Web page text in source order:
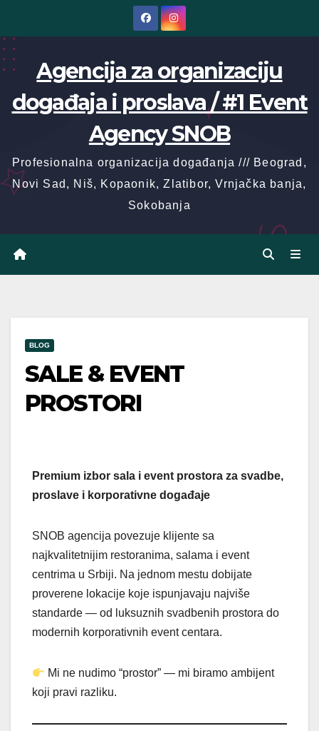
content
Agencija za organizaciju
događaja i proslava / #1 Event
Agency SNOB
Profesionalna organizacija događanja /// Beograd,
Novi Sad, Niš, Kopaonik, Zlatibor, Vrnjačka banja,
Sokobanja
BLOG
SALE & EVENT
PROSTORI
Premium izbor sala i event prostora za svadbe,
proslave i korporativne događaje
SNOB agencija povezuje klijente sa
najkvalitetnijim restoranima, salama i event
centrima u Srbiji. Na jednom mestu dobijate
proverene lokacije koje ispunjavaju najviše
standarde — od luksuznih svadbenih prostora do
modernih korporativnih event centara.
Mi ne nudimo “prostor” — mi biramo ambijent
koji pravi razliku.